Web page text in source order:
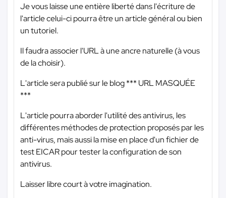
Je vous laisse une entière liberté dans l'écriture de
l'article celui-ci pourra être un article général ou bien
un tutoriel.
Il faudra associer l'URL à une ancre naturelle (à vous
de la choisir).
L'article sera publié sur le blog*** URL MASQUÉE
***
L'article pourra aborder l'utilité des antivirus, les
différentes méthodes de protection proposés par les
anti-virus, mais aussi la mise en place d'un fichier de
test EICAR pour tester la configuration de son
antivirus.
Laisser libre court à votre imagination.